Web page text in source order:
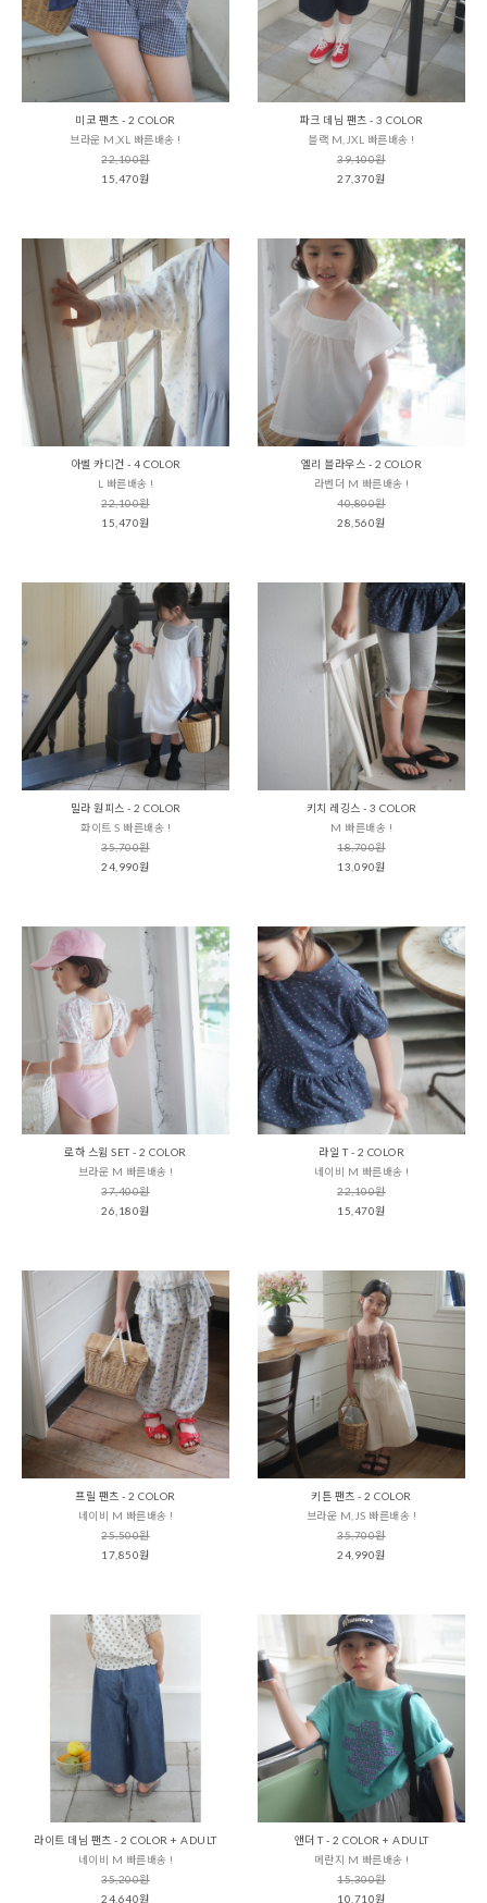
미코 팬츠 - 2 COLOR
브라운 M,XL 빠른배송 !
22,100원
15,470원
파크 데님 팬츠 - 3 COLOR
블랙 M,JXL 빠른배송 !
39,100원
27,370원
아벨 카디건 - 4 COLOR
L 빠른배송 !
22,100원
15,470원
엘리 블라우스 - 2 COLOR
라벤더 M 빠른배송 !
40,800원
28,560원
밀라 원피스 - 2 COLOR
화이트 S 빠른배송 !
35,700원
24,990원
키치 레깅스 - 3 COLOR
M 빠른배송 !
18,700원
13,090원
로하 스윔 SET - 2 COLOR
브라운 M 빠른배송 !
37,400원
26,180원
라일 T - 2 COLOR
네이비 M 빠른배송 !
22,100원
15,470원
프릴 팬츠 - 2 COLOR
네이비 M 빠른배송 !
25,500원
17,850원
키튼 팬츠 - 2 COLOR
브라운 M,JS 빠른배송 !
35,700원
24,990원
라이트 데님 팬츠 - 2 COLOR + ADULT
네이비 M 빠른배송 !
35,200원
24,640원
앤더 T - 2 COLOR + ADULT
메란지 M 빠른배송 !
15,300원
10,710원